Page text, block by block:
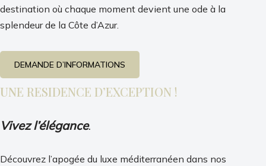
destination où chaque moment devient une ode à la
splendeur de la Côte d’Azur.
DEMANDE D’INFORMATIONS
UNE RESIDENCE D’EXCEPTION !
Vivez l’élégance.
Découvrez l’apogée du luxe méditerranéen dans nos